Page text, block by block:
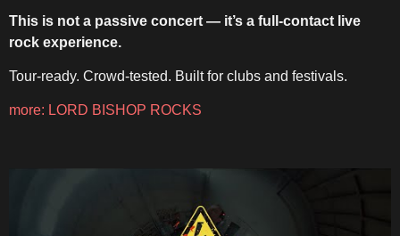
This is not a passive concert — it’s a full-contact live
rock experience.
Tour-ready. Crowd-tested. Built for clubs and festivals.
more: LORD BISHOP ROCKS